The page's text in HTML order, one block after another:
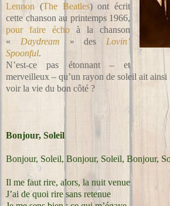
Lennon (The Beatles) ont écrit
cette chanson au printemps 1966,
pour faire écho à la chanson
« Daydream » des Lovin’
Spoonful.
N’est-ce pas étonnant – et
merveilleux – qu’un rayon de soleil ait
voir la vie du bon côté ?
Bonjour, Soleil
Bonjour, Soleil, Bonjour, Soleil, Bonjour,
Il me faut rire, alors, la nuit venue
J’ai de quoi rire sans retenue